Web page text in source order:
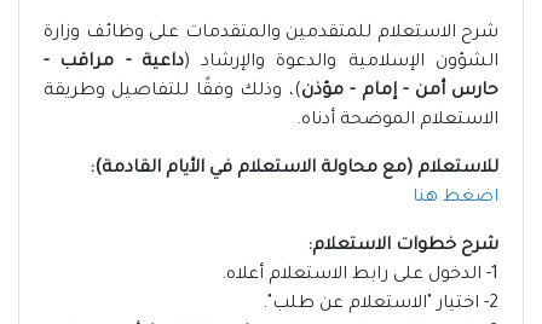
شرح الاستعلام للمتقدمين والمتقدمات على وظائف وزارة
الشؤون الإسلامية والدعوة والإرشاد (داعية - مراقب -
حارس أمن - إمام - مؤذن)، وذلك وفقًا للتفاصيل وطريقة
الاستعلام الموضحة أدناه.
للاستعلام (مع محاولة الاستعلام في الأيام القادمة):
اضغط هنا
شرح خطوات الاستعلام:
1- الدخول على رابط الاستعلام أعلاه.
2- اختيار "الاستعلام عن طلب".